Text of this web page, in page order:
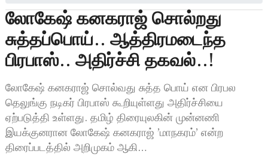
லோகேஷ் கனகராஜ் சொல்றது
சுத்தப்பொய்.. ஆத்திரமடைந்த
பிரபாஸ்.. அதிர்ச்சி தகவல்..!
லோகேஷ் கனகராஜ் சொல்வது சுத்த பொய் என பிரபல
தெலுங்கு நடிகர் பிரபாஸ் கூறியுள்ளது அதிர்ச்சியை
ஏற்படுத்தி உள்ளது. தமிழ் திரையுலகின் முன்னணி
இயக்குனரான லோகேஷ் கனகராஜ் ’மாநகரம்’ என்ற
திரைப்படத்தில் அறிமுகம் ஆகி…